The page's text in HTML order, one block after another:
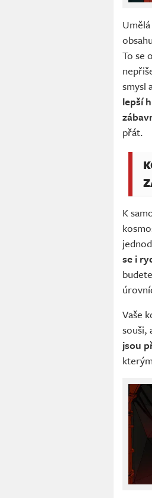
To se
smysl
lepší
přát.
K
se i
Vaše
souši,
jsou